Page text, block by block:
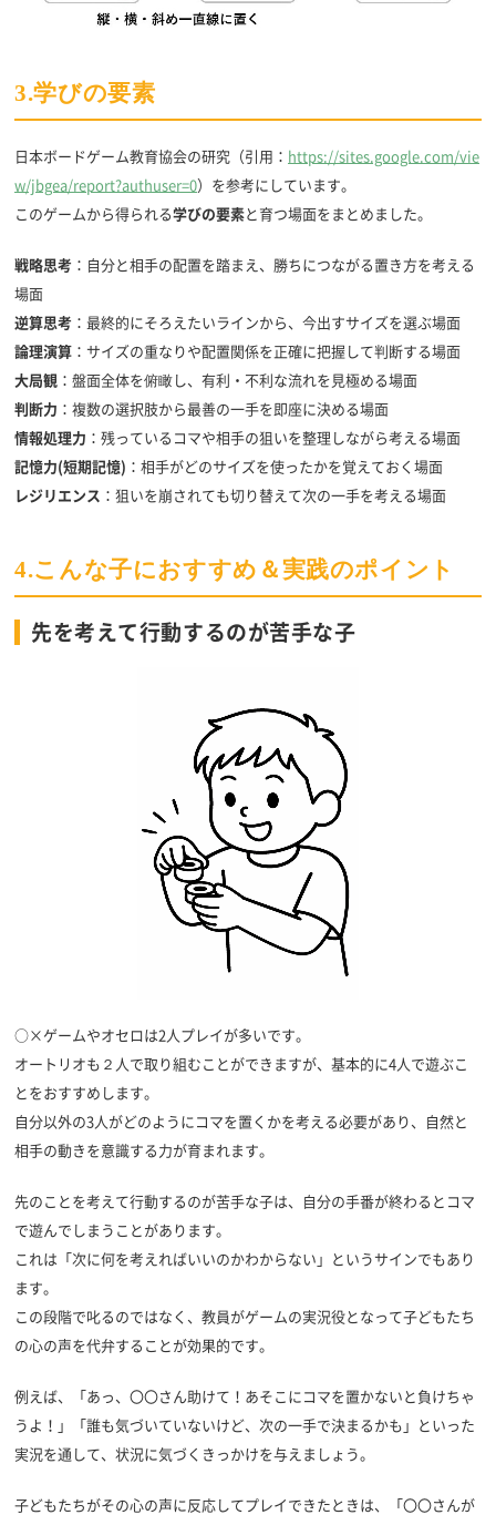
3.学びの要素
日本ボードゲーム教育協会の研究（引用： https://sites.google.com/vie
w/jbgea/report?authuser=0）を参考にしています。
このゲームから得られる学びの要素と育つ場面をまとめました。
戦略思考 ：自分と相手の配置を踏まえ、勝ちにつながる置き方を考える
場面
逆算思考 ：最終的にそろえたいラインから、今出すサイズを選ぶ場面
論理演算 ：サイズの重なりや配置関係を正確に把握して判断する場面
大局観 ：盤面全体を俯瞰し、有利・不利な流れを見極める場面
判断力 ：複数の選択肢から最善の一手を即座に決める場面
情報処理力 ：残っているコマや相手の狙いを整理しながら考える場面
記憶力(短期記憶) ：相手がどのサイズを使ったかを覚えておく場面
レジリエンス ：狙いを崩されても切り替えて次の一手を考える場面
4.こんな子におすすめ＆実践のポイント
先を考えて行動するのが苦手な子
○×ゲームやオセロは2人プレイが多いです。
オートリオも２人で取り組むことができますが、基本的に4人で遊ぶこ
とをおすすめします。
自分以外の3人がどのようにコマを置くかを考える必要があり、自然と
相手の動きを意識する力が育まれます。
先のことを考えて行動するのが苦手な子は、自分の手番が終わるとコマ
で遊んでしまうことがあります。
これは「次に何を考えればいいのかわからない」というサインでもあり
ます。
この段階で叱るのではなく、教員がゲームの実況役となって子どもたち
の心の声を代弁することが効果的です。
例えば、「あっ、〇〇さん助けて！あそこにコマを置かないと負けちゃ
うよ！」「誰も気づいていないけど、次の一手で決まるかも」といった
実況を通して、状況に気づくきっかけを与えましょう。
子どもたちがその心の声に反応してプレイできたときは、「〇〇さんが